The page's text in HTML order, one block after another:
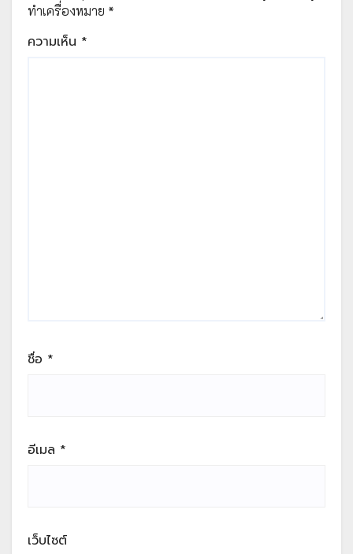
ทำเครื่องหมาย *
ความเห็น *
ชื่อ *
อีเมล *
เว็บไซต์